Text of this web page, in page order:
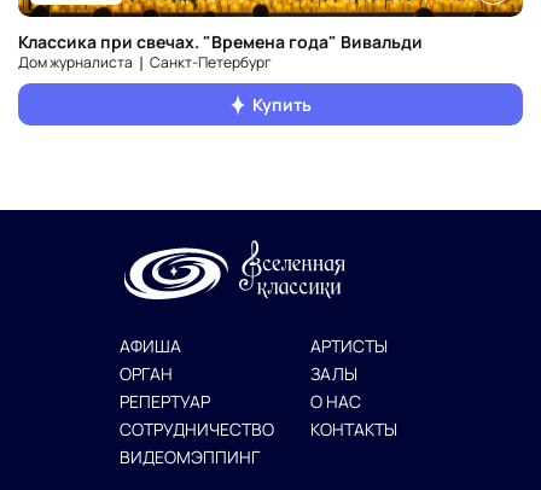
Классика при свечах. "Времена года" Вивальди
Дом журналиста ❘ Санкт‑Петербург
Купить
АФИША
ОРГАН
РЕПЕРТУАР
СОТРУДНИЧЕСТВО
ВИДЕОМЭППИНГ
АРТИСТЫ
ЗАЛЫ
О НАС
КОНТАКТЫ